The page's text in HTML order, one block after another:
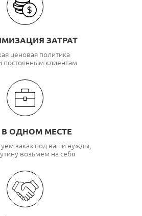
ЗАТРАТ
ценовая политика
постоянным клиентам
В ОДНОМ МЕСТЕ
заказ под ваши нужды,
возьмем на себя